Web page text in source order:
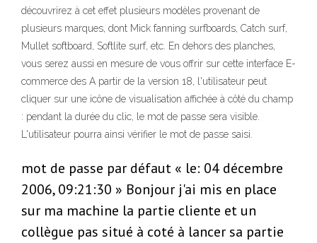
découvrirez à cet effet plusieurs modèles provenant de
plusieurs marques, dont Mick fanning surfboards, Catch surf,
Mullet softboard, Softlite surf, etc. En dehors des planches,
vous serez aussi en mesure de vous offrir sur cette interface E-
commerce des A partir de la version 18, l'utilisateur peut
cliquer sur une icône de visualisation affichée à côté du champ
: pendant la durée du clic, le mot de passe sera visible.
L'utilisateur pourra ainsi vérifier le mot de passe saisi.
mot de passe par défaut « le: 04 décembre
2006, 09:21:30 » Bonjour j'ai mis en place
sur ma machine la partie cliente et un
collègue pas situé à coté à lancer sa partie